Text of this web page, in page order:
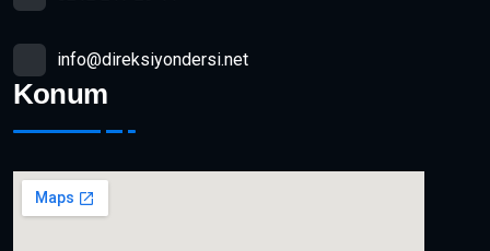
info@direksiyondersi.net
Konum